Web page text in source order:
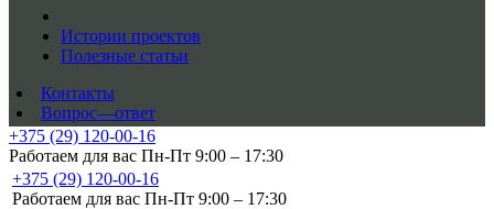
Истории проектов
Полезные статьи
Контакты
Вопрос—ответ
+375 (29) 120-00-16
Работаем для вас Пн-Пт 9:00 – 17:30
+375 (29) 120-00-16
Работаем для вас Пн-Пт 9:00 – 17:30